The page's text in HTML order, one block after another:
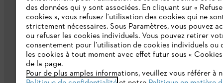
Catalogue
Politique de protection des données
des données qui y sont associées. En cliquant sur «
cookies », vous refusez l'utilisation des cookies qui ne
strictement nécessaires. Sous Paramètres, vous pouvez
ou refuser les cookies individuels. Vous pouvez retirer
consentement pour l’utilisation de cookies individuels ou
les cookies à tout moment avec effet futur sous « Cookies
de la page.
Pour de plus amples informations, veuillez vous référer à